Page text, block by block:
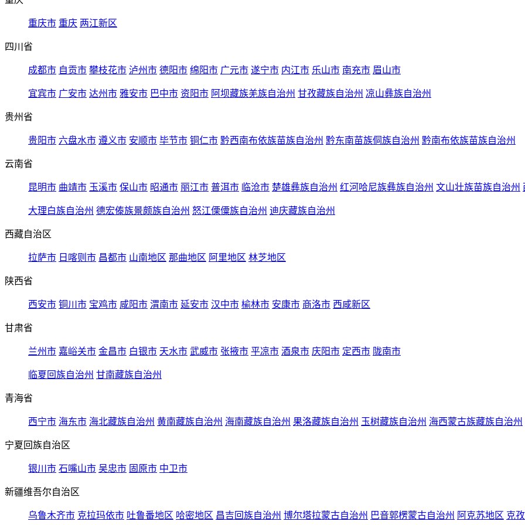
重庆市 重庆 两江新区
四川省
成都市 自贡市 攀枝花市 泸州市 德阳市 绵阳市 广元市 遂宁市 内江市 乐山市 南充市 眉山市
宜宾市 广安市 达州市 雅安市 巴中市 资阳市 阿坝藏族羌族自治州 甘孜藏族自治州 凉山彝族自治州
贵州省
贵阳市 六盘水市 遵义市 安顺市 毕节市 铜仁市 黔西南布依族苗族自治州 黔东南苗族侗族自治州 黔南布依族苗族自治州
云南省
昆明市 曲靖市 玉溪市 保山市 昭通市 丽江市 普洱市 临沧市 楚雄彝族自治州 红河哈尼族彝族自治州 文山壮族苗族自治州
大理白族自治州 德宏傣族景颇族自治州 怒江傈僳族自治州 迪庆藏族自治州
西藏自治区
拉萨市 日喀则市 昌都市 山南地区 那曲地区 阿里地区 林芝地区
陕西省
西安市 铜川市 宝鸡市 咸阳市 渭南市 延安市 汉中市 榆林市 安康市 商洛市 西咸新区
甘肃省
兰州市 嘉峪关市 金昌市 白银市 天水市 武威市 张掖市 平凉市 酒泉市 庆阳市 定西市 陇南市
临夏回族自治州 甘南藏族自治州
青海省
西宁市 海东市 海北藏族自治州 黄南藏族自治州 海南藏族自治州 果洛藏族自治州 玉树藏族自治州 海西蒙古族藏族自治州
宁夏回族自治区
银川市 石嘴山市 吴忠市 固原市 中卫市
新疆维吾尔自治区
乌鲁木齐市 克拉玛依市 吐鲁番地区 哈密地区 昌吉回族自治州 博尔塔拉蒙古自治州 巴音郭楞蒙古自治州 阿克苏地区 克